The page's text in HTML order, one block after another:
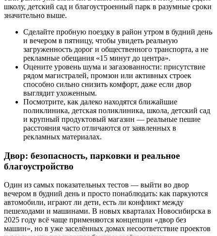
школу, детский сад и благоустроенный парк в разумные сроки
значительно выше.
Сделайте пробную поездку в район утром в будний день
и вечером в пятницу, чтобы увидеть реальную
загруженность дорог и общественного транспорта, а не
рекламные обещания «15 минут до центра».
Оцените уровень шума и загазованности: присутствие
рядом магистралей, промзон или активных строек
способно сильно снизить комфорт, даже если двор
выглядит ухоженным.
Посмотрите, как далеко находятся ближайшие
поликлиника, детская поликлиника, школа, детский сад
и крупный продуктовый магазин — реальные пешие
расстояния часто отличаются от заявленных в
рекламных материалах.
Двор: безопасность, парковки и реальное
благоустройство
Один из самых показательных тестов — выйти во двор
вечером в будний день и просто понаблюдать: как паркуются
автомобили, играют ли дети, есть ли конфликт между
пешеходами и машинами. В новых кварталах Новосибирска в
2025 году всё чаще применяются концепции «двор без
машин», но в уже заселённых домах несоответствие проектов